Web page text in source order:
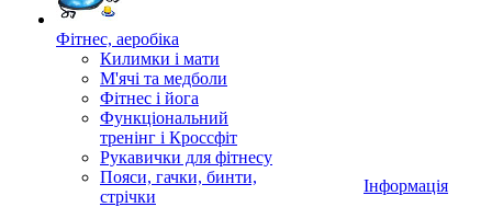
Фітнес, аеробіка
Килимки і мати
М'ячі та медболи
Фітнес і йога
Функціональний
тренінг і Кроссфіт
Рукавички для фітнесу
Пояси, гачки, бинти,
стрічки
Інформація